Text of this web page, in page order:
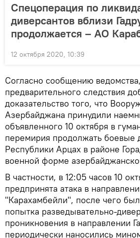
Спецоперация по
диверсантов вблизи
продолжается – АО
12 октября 2020, 10:39
Согласно сообщению
предварительного следствия
доказательство того, что
Азербайджана принудили
объявленного 10 октября в
перемирия продолжать боевые
Республики Арцах в районе
военной форме
В частности, в 12:05 часов 10
предпринята атака в
"Карахамбейли", после чего
попытка разведывательно-
проникновения в направлении
периодически наносились